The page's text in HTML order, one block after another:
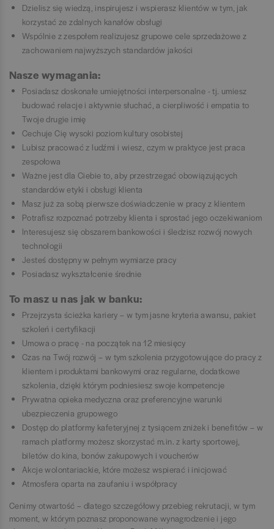
Dzielisz się wiedzą, inspirujesz i wspierasz klientów w tym, jak
korzystać ze zdalnych kanałów obsługi
Wspólnie z zespołem realizujesz grupowe cele sprzedażowe z
zachowaniem najwyższych standardów jakości
Nasze wymagania:
Posiadasz doskonałe umiejętności interpersonalne - tj. umiesz
budować relacje i aktywnie słuchać, a cierpliwość i empatia to
Twoje drugie imię
Cechuje Cię wysoki poziom kultury osobistej
Lubisz pracować z ludźmi i wiesz, czym w praktyce jest praca
zespołowa
Ważne jest dla Ciebie to, aby przestrzegać obowiązujących
standardów etyki i obsługi klienta
Masz już za sobą pierwsze doświadczenie w pracy z klientem
Potrafisz rozpoznać potrzeby klienta i sprostać jego oczekiwaniom
Interesujesz się obszarem bankowości i śledzisz rozwój nowych
technologii
Jesteś dostępny w pełnym wymiarze pracy
Posiadasz wykształcenie średnie
To masz u nas jak w banku:
Przejrzysta ścieżka kariery – w tym jasne kryteria awansu, pakiet
szkoleń i certyfikacji
Umowa o pracę - na początek na 12 miesięcy
Czas na Twój rozwój – w tym szkolenia przygotowujące do pracy z
klientem i produktami bankowymi oraz regularne, dodatkowe
szkolenia, dzięki którym podniesiesz swoje kompetencje
Prywatna opieka medyczna oraz preferencyjne warunki
ubezpieczenia grupowego
Dostęp do platformy kafeteryjnej z tysiącem zniżek i benefitów – w
ramach platformy możesz skorzystać m.in. z karty sportowej,
biletów do kina, bonów zakupowych i voucherów
Akcje wolontariackie, które możesz wspierać i inicjować
Atmosfera oparta na zaufaniu i współpracy
Cenimy otwartość – dlatego szczegółowy przebieg rekrutacji, w tym
moment, w którym poznasz proponowane wynagrodzenie i jego